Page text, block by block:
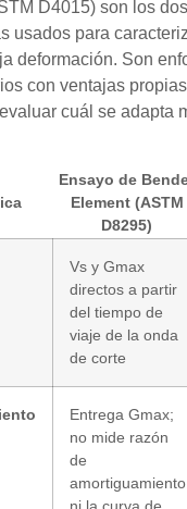
D4015) son los
usados para
deformación. Son
con ventajas
cuál se adapta
Ensayo de
Element (ASTM
D8295)
Vs y Gmax
directos a partir
del tiempo de
viaje de la onda
de corte
Entrega Gmax;
no mide razón
de
amortiguamiento
ni la curva de